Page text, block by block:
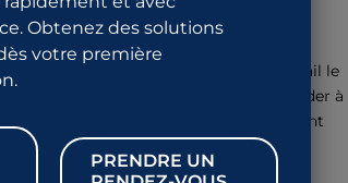
patientes retournent au travail le
activités sexuelles. Il faut même garder à
ont des plaies perforantes qui doivent
Obtenez des solutions
votre première
PRENDRE UN